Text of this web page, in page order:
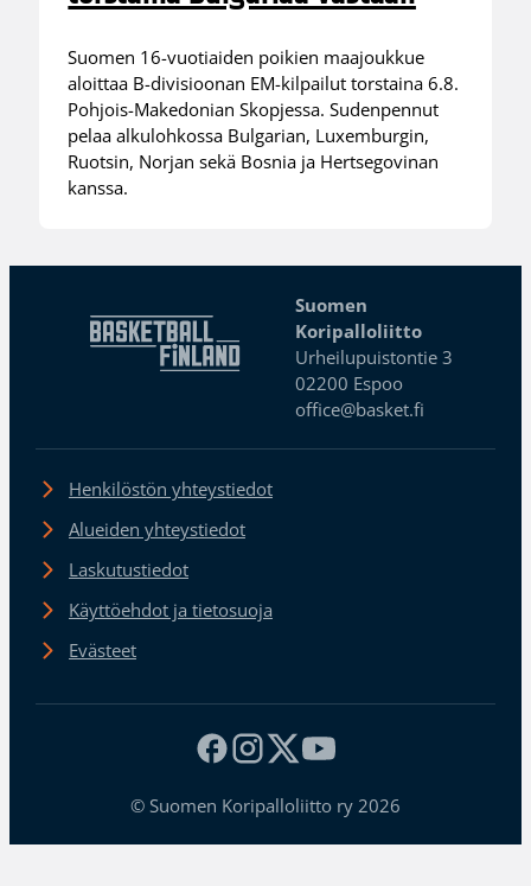
Suomen 16-vuotiaiden poikien maajoukkue
aloittaa B-divisioonan EM-kilpailut torstaina 6.8.
Pohjois-Makedonian Skopjessa. Sudenpennut
pelaa alkulohkossa Bulgarian, Luxemburgin,
Ruotsin, Norjan sekä Bosnia ja Hertsegovinan
kanssa.
Suomen
Koripalloliitto
Urheilupuistontie 3
02200 Espoo
office@basket.fi
Henkilöstön yhteystiedot
Alueiden yhteystiedot
Laskutustiedot
Käyttöehdot ja tietosuoja
Evästeet
© Suomen Koripalloliitto ry 2026